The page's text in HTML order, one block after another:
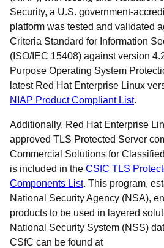
Security, a U.S. government-
platform was tested and validated
Criteria Standard for Information
(ISO/IEC 15408) against version
Purpose Operating System
latest Red Hat Enterprise Linux
NIAP Product Compliant List.
Additionally, Red Hat Enterprise
approved TLS Protected Server
Commercial Solutions for
is included in the CSfC TLS
Components List. This program,
National Security Agency (NSA),
products to be used in layered
National Security System (NSS)
CSfC can be found at